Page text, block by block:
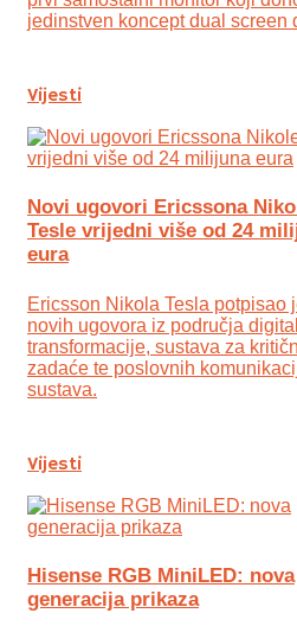
jedinstven koncept dual screen
Vijesti
Novi ugovori Ericssona
Tesle vrijedni više od 24
eura
Ericsson Nikola Tesla potpisao
novih ugovora iz područja
transformacije, sustava za
zadaće te poslovnih
sustava.
Vijesti
Hisense RGB MiniLED: nova
generacija prikaza